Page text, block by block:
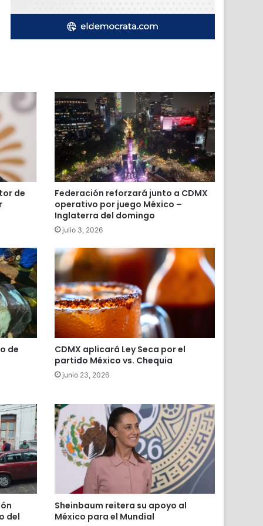
de
Federación reforzará junto a CDMX
operativo por juego México –
Inglaterra del domingo
julio 3, 2026
de
CDMX aplicará Ley Seca por el
partido México vs. Chequia
junio 23, 2026
del
Sheinbaum reitera su apoyo al
México para el Mundial